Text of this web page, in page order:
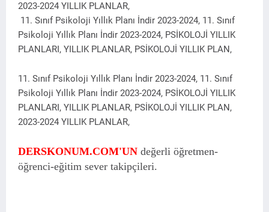
2023-2024 YILLIK PLANLAR,
11. Sınıf Psikoloji Yıllık Planı İndir 2023-2024, 11. Sınıf
Psikoloji Yıllık Planı İndir 2023-2024, PSİKOLOJİ YILLIK
PLANLARI, YILLIK PLANLAR, PSİKOLOJİ YILLIK PLAN,
11. Sınıf Psikoloji Yıllık Planı İndir 2023-2024, 11. Sınıf
Psikoloji Yıllık Planı İndir 2023-2024, PSİKOLOJİ YILLIK
PLANLARI, YILLIK PLANLAR, PSİKOLOJİ YILLIK PLAN,
2023-2024 YILLIK PLANLAR,
DERSKONUM.COM'UN değerli öğretmen-
öğrenci-eğitim sever takipçileri.